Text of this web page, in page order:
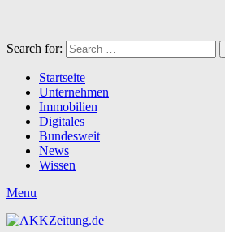
Search for:
Startseite
Unternehmen
Immobilien
Digitales
Bundesweit
News
Wissen
Menu